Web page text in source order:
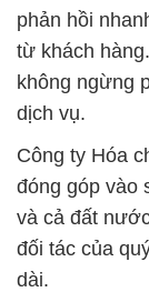
Công ty Hóa
đóng góp vào
và cả đất
đối tác của
dài.
# Cung ứng ¯
Sunphat /
# Đơn vị cung
Magiê